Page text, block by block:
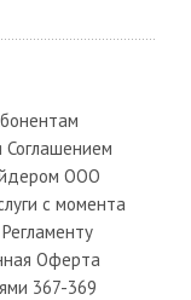
Соглашением
ООО
с момента
Оферта
367-369